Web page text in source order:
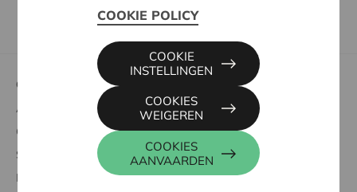
jaarrekening(pdf)
Over Cera
Aandelen kopen
Genieten van voordelen
Steun aan de samenleving
Meebeslissen
COOKIE POLICY
COOKIES
AANVAARDEN
COOKIES
WEIGEREN
COOKIE
INSTELLINGEN